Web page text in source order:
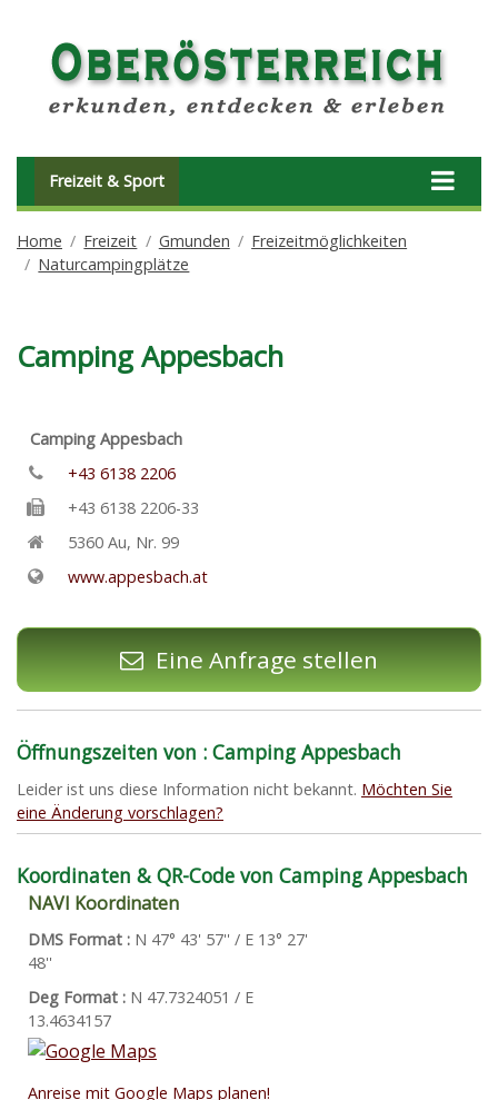
Freizeit & Sport
Home Freizeit Gmunden
Freizeitmöglichkeiten
Naturcampingplätze
Camping Appesbach
Camping Appesbach
+43 6138 2206
+43 6138 2206-33
5360 Au, Nr. 99
www.appesbach.at
Eine Anfrage stellen
Öffnungszeiten von : Camping Appesbach
Leider ist uns diese Information nicht bekannt. Möchten Sie
eine Änderung vorschlagen?
Koordinaten & QR-Code von Camping Appesbach
NAVI Koordinaten
DMS Format : N 47° 43' 57'' / E 13° 27'
48''
Deg Format : N 47.7324051 / E
13.4634157
Anreise mit Google Maps planen!